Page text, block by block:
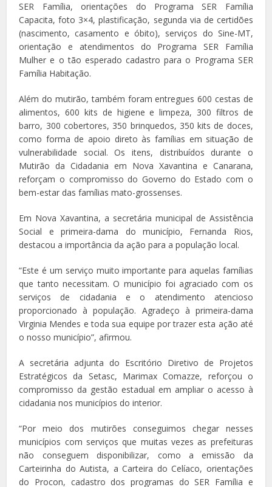
SER Família, orientações do Programa SER Família
Capacita, foto 3×4, plastificação, segunda via de certidões
(nascimento, casamento e óbito), serviços do Sine-MT,
orientação e atendimentos do Programa SER Família
Mulher e o tão esperado cadastro para o Programa SER
Família Habitação.
Além do mutirão, também foram entregues 600 cestas de
alimentos, 600 kits de higiene e limpeza, 300 filtros de
barro, 300 cobertores, 350 brinquedos, 350 kits de doces,
como forma de apoio direto às famílias em situação de
vulnerabilidade social. Os itens, distribuídos durante o
Mutirão da Cidadania em Nova Xavantina e Canarana,
reforçam o compromisso do Governo do Estado com o
bem-estar das famílias mato-grossenses.
Em Nova Xavantina, a secretária municipal de Assistência
Social e primeira-dama do município, Fernanda Rios,
destacou a importância da ação para a população local.
“Este é um serviço muito importante para aquelas famílias
que tanto necessitam. O município foi agraciado com os
serviços de cidadania e o atendimento atencioso
proporcionado à população. Agradeço à primeira-dama
Virginia Mendes e toda sua equipe por trazer esta ação até
o nosso município”, afirmou.
A secretária adjunta do Escritório Diretivo de Projetos
Estratégicos da Setasc, Marimax Comazze, reforçou o
compromisso da gestão estadual em ampliar o acesso à
cidadania nos municípios do interior.
“Por meio dos mutirões conseguimos chegar nesses
municípios com serviços que muitas vezes as prefeituras
não conseguem disponibilizar, como a emissão da
Carteirinha do Autista, a Carteira do Celíaco, orientações
do Procon, cadastro dos programas do SER Família e